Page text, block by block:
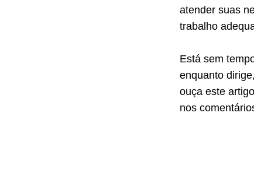
atender suas
trabalho
Está sem
enquanto
ouça este
nos